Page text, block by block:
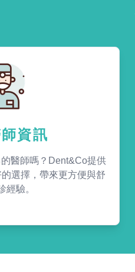
資訊
醫師嗎？Dent&Co提供
選擇，帶來更方便與舒
經驗。